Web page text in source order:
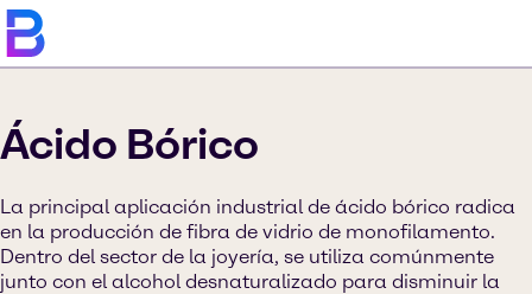
Ácido Bórico
La principal aplicación industrial de ácido bórico radica
en la producción de fibra de vidrio de monofilamento.
Dentro del sector de la joyería, se utiliza comúnmente
junto con el alcohol desnaturalizado para disminuir la